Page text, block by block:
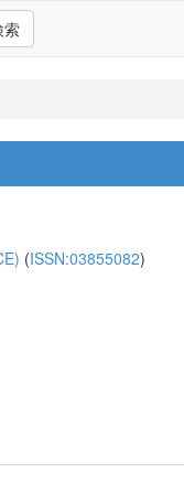
索
(ISSN:03855082)